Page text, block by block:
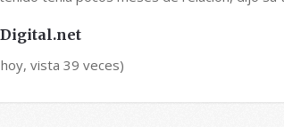
vista 39 veces)